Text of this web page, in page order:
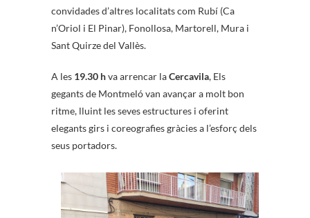
convidades d’altres localitats com Rubí (Ca
n’Oriol i El Pinar), Fonollosa, Martorell, Mura i
Sant Quirze del Vallès.
A les 19.30 hva arrencar laCercavila, Els
gegants de Montmeló van avançar a molt bon
ritme, lluint les seves estructures i oferint
elegants girs i coreografies gràcies a l’esforç dels
seus portadors.